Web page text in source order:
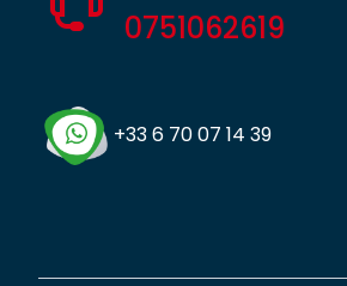
0751062619
+33 6 70 07 14 39